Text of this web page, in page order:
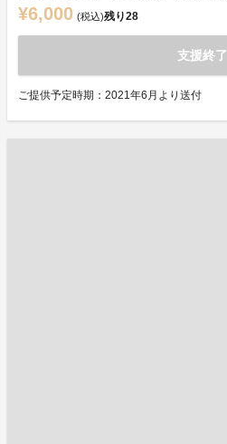
¥6,000 (税込)残り28
支援終了
ご提供予定時期：2021年6月より送付